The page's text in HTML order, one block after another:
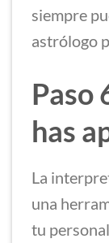
siempre
astrólogo
Paso
has
La
una
tu